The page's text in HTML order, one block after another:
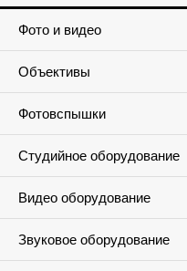
Фото и видео
Объективы
Фотовспышки
Студийное оборудование
Видео оборудование
Звуковое оборудование